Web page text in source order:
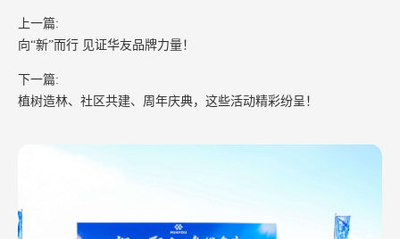
上一篇:
向“新”而行 见证华友品牌力量！
下一篇:
植树造林、社区共建、周年庆典，这些活动精彩纷呈！